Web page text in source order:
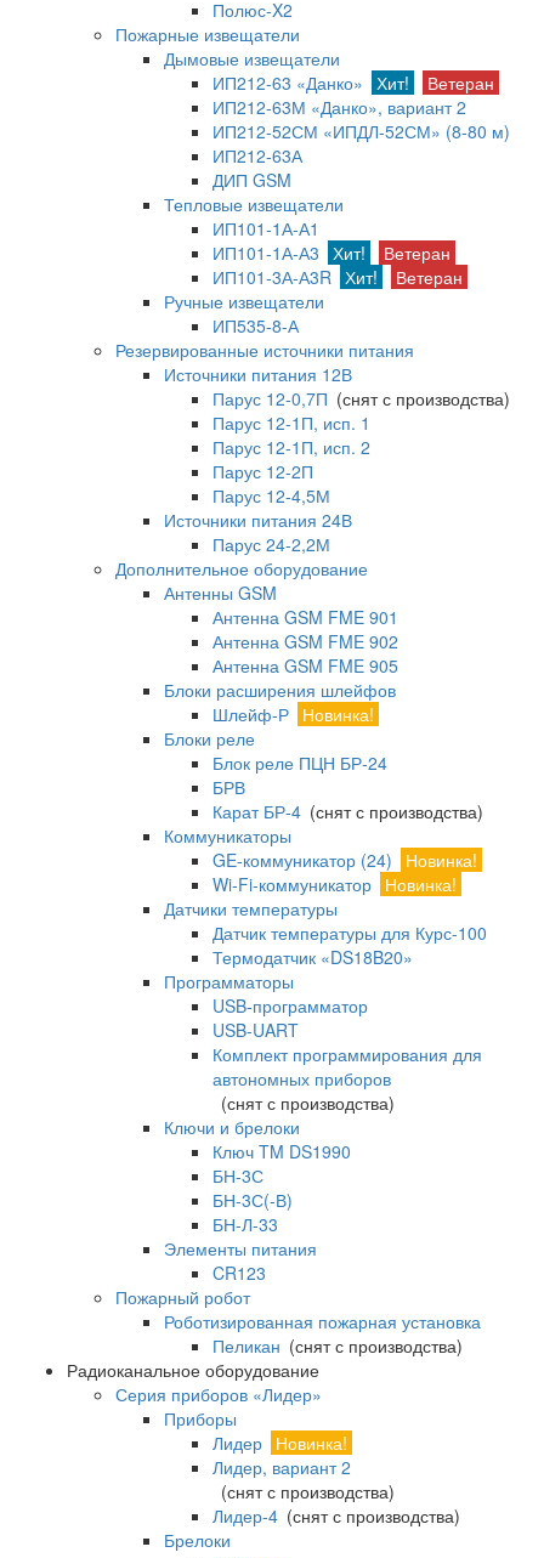
Полюс-X2
Пожарные извещатели
Дымовые извещатели
ИП212-63 «Данко» Хит!
Ветеран
ИП212-63М «Данко», вариант 2
ИП212-52СМ «ИПДЛ-52СМ» (8-80 м)
ИП212-63А
ДИП GSM
Тепловые извещатели
ИП101-1А-А1
ИП101-1А-А3 Хит!
Ветеран
ИП101-3А-А3R Хит!
Ветеран
Ручные извещатели
ИП535-8-А
Резервированные источники питания
Источники питания 12В
Парус 12-0,7П (снят с производства)
Парус 12-1П, исп. 1
Парус 12-1П, исп. 2
Парус 12-2П
Парус 12-4,5М
Источники питания 24В
Парус 24-2,2М
Дополнительное оборудование
Антенны GSM
Антенна GSM FME 901
Антенна GSM FME 902
Антенна GSM FME 905
Блоки расширения шлейфов
Шлейф-Р Новинка!
Блоки реле
Блок реле ПЦН БР-24
БРВ
Карат БР-4 (снят с производства)
Коммуникаторы
GE-коммуникатор (24)
Новинка!
Wi-Fi-коммуникатор Новинка!
Датчики температуры
Датчик температуры для Курс-100
Термодатчик «DS18B20»
Программаторы
USB-программатор
USB-UART
Комплект программирования для
автономных приборов
(снят с производства)
Ключи и брелоки
Ключ TM DS1990
БН-3С
БН-3С(-В)
БН-Л-33
Элементы питания
CR123
Пожарный робот
Роботизированная пожарная установка
Пеликан (снят с производства)
Радиоканальное оборудование
Серия приборов «Лидер»
Приборы
Лидер Новинка!
Лидер, вариант 2
(снят с производства)
Лидер-4 (снят с производства)
Брелоки